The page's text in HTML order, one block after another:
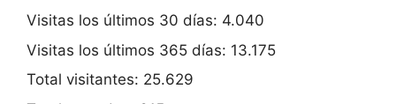
Visitas los últimos 30 días: 4.040
Visitas los últimos 365 días: 13.175
Total visitantes: 25.629